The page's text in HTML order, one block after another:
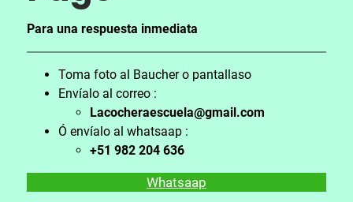
Para una respuesta inmediata
Toma foto al Baucher o pantallaso
Envíalo al correo :
Lacocheraescuela@gmail.com
Ó envíalo al whatsaap :
+51 982 204 636
Whatsaap